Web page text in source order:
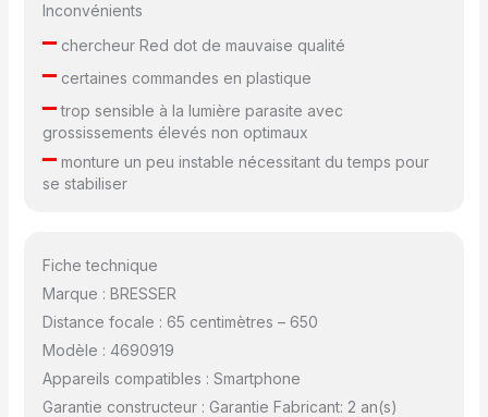
Inconvénients
– chercheur Red dot de mauvaise qualité
– certaines commandes en plastique
–trop sensible à la lumière parasite avec
grossissements élevés non optimaux
– monture un peu instable nécessitant du temps pour
se stabiliser
Fiche technique
Marque : BRESSER
Distance focale : 65 centimètres – 650
Modèle : 4690919
Appareils compatibles : Smartphone
Garantie constructeur : Garantie Fabricant: 2 an(s)